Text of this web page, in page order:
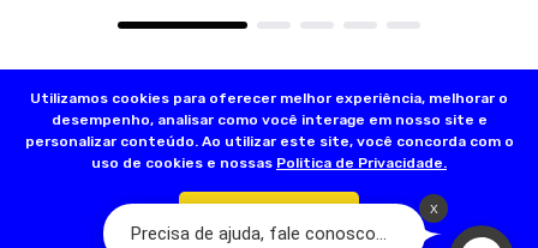
Utilizamos cookies para oferecer melhor experiência, melhorar o
desempenho, analisar como você interage em nosso site e
personalizar conteúdo. Ao utilizar este site, você concorda com o
uso de cookies e nossas Politica de Privacidade.